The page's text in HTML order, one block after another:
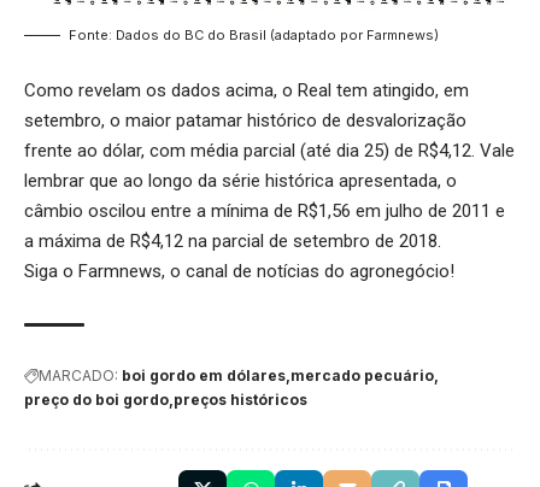
Fonte: Dados do BC do Brasil (adaptado por Farmnews)
Como revelam os dados acima, o Real tem atingido, em
setembro, o maior patamar histórico de desvalorização
frente ao dólar, com média parcial (até dia 25) de R$4,12. Vale
lembrar que ao longo da série histórica apresentada, o
câmbio oscilou entre a mínima de R$1,56 em julho de 2011 e
a máxima de R$4,12 na parcial de setembro de 2018.
Siga o Farmnews, o canal de notícias do agronegócio!
MARCADO: boi gordo em dólares mercado pecuário
preço do boi gordo preços históricos